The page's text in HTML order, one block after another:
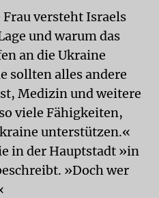
versteht Israels
und warum das
an die Ukraine
sollten alles andere
Medizin und weitere
viele Fähigkeiten,
unterstützen.«
in der Hauptstadt »in
»Doch wer